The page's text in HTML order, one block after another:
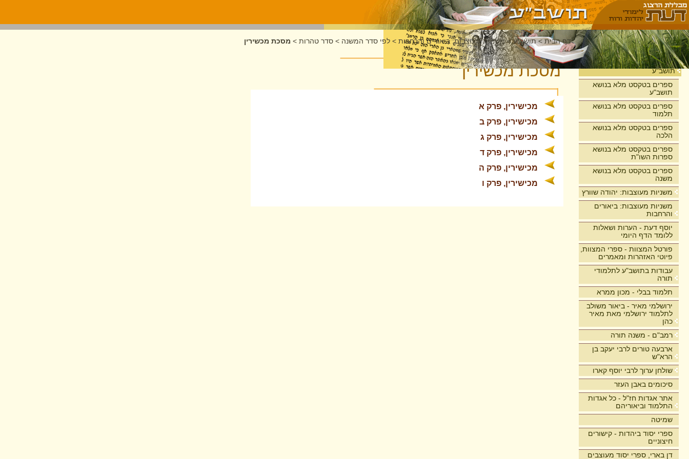
בית
תושב"ע
ספרים בטקסט מלא בנושא
תושב"ע
ספרים בטקסט מלא בנושא
תלמוד
ספרים בטקסט מלא בנושא
הלכה
ספרים בטקסט מלא בנושא
ספרות השו"ת
ספרים בטקסט מלא בנושא
משנה
משניות מעוצבות: יהודה שוורץ
משניות מעוצבות: ביאורים
והרחבות
יוסף דעת - הערות ושאלות
ללומד הדף היומי
פורטל המצוות - ספרי המצוות,
פיוטי האזהרות ומאמרים
עבודות בתושב"ע לתלמודי
תורה
תלמוד בבלי - מכון ממרא
ירושלמי מאיר - ביאור משולב
לתלמוד ירושלמי מאת מאיר
כהן
רמב"ם - משנה תורה
ארבעה טורים לרבי יעקב בן
הרא"ש
שולחן ערוך לרבי יוסף קארו
סיכומים באבן העזר
אתר אגדות חז"ל - כל אגדות
התלמוד וביאוריהם
שמיטה
ספרי יסוד ביהדות - קישורים
חיצוניים
דן בארי, ספרי יסוד מעוצבים
דף הבית >תושב"ע >משניות מעוצבות: ביאורים והרחבות > לפי סדר המשנה > סדר טהרות > מסכת מכשירין
מסכת מכשירין
מכישירין, פרק א
מכישירין, פרק ב
מכישירין, פרק ג
מכישירין, פרק ד
מכישירין, פרק ה
מכישירין, פרק ו